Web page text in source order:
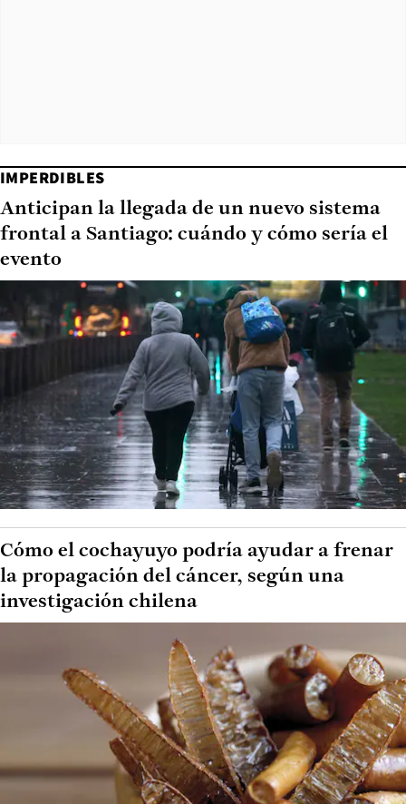
IMPERDIBLES
Anticipan la llegada de un nuevo sistema
frontal a Santiago: cuándo y cómo sería el
evento
Cómo el cochayuyo podría ayudar a frenar
la propagación del cáncer, según una
investigación chilena